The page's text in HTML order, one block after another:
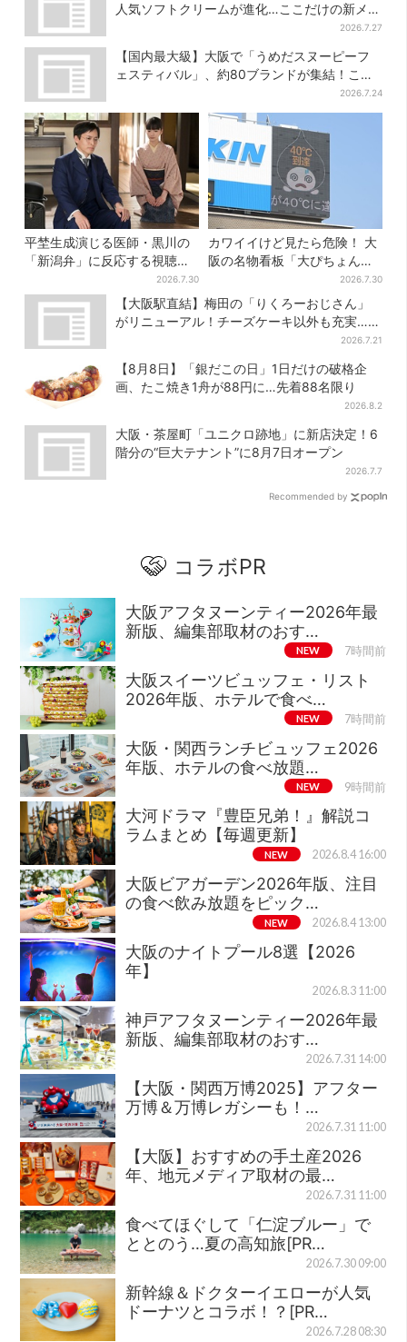
人気ソフトクリームが進化…ここだけの新メニ
2026.7.27
【国内最大級】大阪で「うめだスヌーピーフ
ェスティバル」、約80ブランドが集結！ここ
2026.7.24
平埜生成演じる医師・黒川の
「新潟弁」に反応する視聴者
2026.7.30
カワイイけど見たら危険！ 大
阪の名物看板「大ぴちょんく
ん」に異変、青→真っ黒に…
2026.7.30
【大阪駅直結】梅田の「りくろーおじさん」
がリニューアル！チーズケーキ以外も充実…並
2026.7.21
【8月8日】「銀だこの日」1日だけの破格企
画、たこ焼き1舟が88円に…先着88名限り
2026.8.2
大阪・茶屋町「ユニクロ跡地」に新店決定！6
階分の“巨大テナント”に8月7日オープン
2026.7.7
Recommended by
コラボPR
大阪アフタヌーンティー2026年最
新版、編集部取材のおす…
NEW 7時間前
大阪スイーツビュッフェ・リスト
2026年版、ホテルで食べ…
NEW 7時間前
大阪・関西ランチビュッフェ2026
年版、ホテルの食べ放題…
NEW 9時間前
大河ドラマ『豊臣兄弟！』解説コ
ラムまとめ【毎週更新】
NEW 2026.8.4 16:00
大阪ビアガーデン2026年版、注目
の食べ飲み放題をピック…
NEW 2026.8.4 13:00
大阪のナイトプール8選【2026
年】
2026.8.3 11:00
神戸アフタヌーンティー2026年最
新版、編集部取材のおす…
2026.7.31 14:00
【大阪・関西万博2025】アフター
万博＆万博レガシーも！…
2026.7.31 11:00
【大阪】おすすめの手土産2026
年、地元メディア取材の最…
2026.7.31 11:00
食べてほぐして「仁淀ブルー」で
ととのう…夏の高知旅[PR…
2026.7.30 09:00
新幹線＆ドクターイエローが人気
ドーナツとコラボ！？[PR…
2026.7.28 08:30